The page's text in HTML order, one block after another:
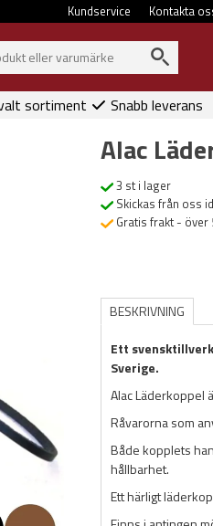
Kontakta
Kundservice
sortiment Snabb leverans
Alac
3 st i lager
Skickas från oss
Gratis frakt - över
BESKRIVNING
Ett
Sverige.
Alac Läderkoppel
Råvarorna som
Både kopplets
hållbarhet.
Ett härligt